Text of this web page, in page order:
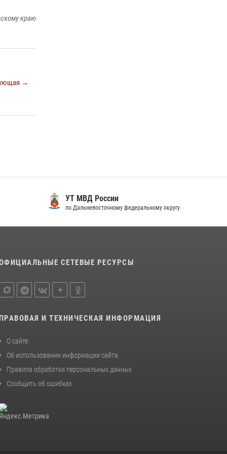
краю
→
УТ МВД России
по Дальневосточному федеральному округу
СЕТЕВЫЕ РЕСУРСЫ
ПРАВОВАЯ И ТЕХНИЧЕСКАЯ ИНФОРМАЦИЯ
О сайте
Об использовании информации сайта
Правила обработки персональных данных
Сообщить об ошибках